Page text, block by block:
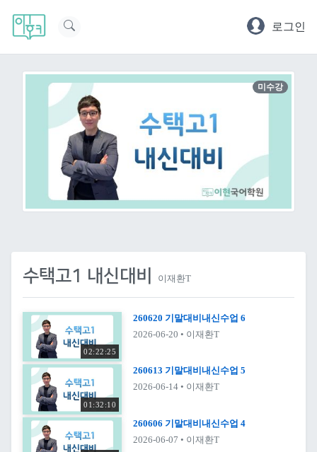
로그인
미수강
수택고1 내신대비 이재환T
02:22:25
260620 기말대비내신수업 6
2026-06-20 • 이재환T
01:32:10
260613 기말대비내신수업 5
2026-06-14 • 이재환T
260606 기말대비내신수업 4
2026-06-07 • 이재환T